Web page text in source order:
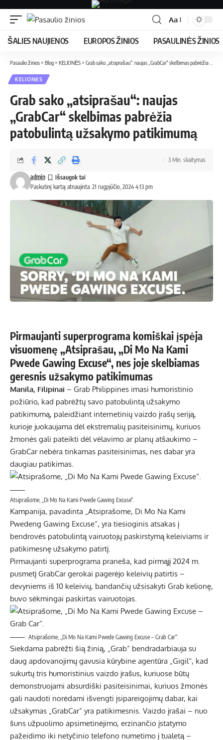
Aa
ŠALIES NAUJIENOS EUROPOS ŽINIOS PASAULINĖS ŽINIOS
Pasaulio žinios> Blog> KELIONĖS> Grab sako „atsiprašau“: naujas „GrabCar“ skelbimas pabrėžia patobulintą užsakymo patikimumą
KELIONĖS
Grab sako „atsiprašau“: naujas
„GrabCar“ skelbimas pabrėžia
patobulintą užsakymo patikimumą
Paskutinį kartą atnaujinta: 21 rugpjūčio, 2024 4:13 pm
admin
3 Min. skaitymas
Pirmaujanti superprograma komiškai įspėja
visuomenę „Atsiprašau, „Di Mo Na Kami
Pwede Gawing Excuse“, nes joje skelbiamas
geresnis užsakymo patikimumas
Manila, Filipinai – Grab Philippines imasi humoristinio
požiūrio, kad pabrėžtų savo patobulintą užsakymo
patikimumą, paleidžiant internetinių vaizdo įrašų seriją,
kurioje juokaujama dėl ekstremalių pasiteisinimų, kuriuos
žmonės gali pateikti dėl vėlavimo ar planų atšaukimo –
GrabCar nebėra tinkamas pasiteisinimas, nes dabar yra
daugiau patikimas.
Atsiprašome, „Di Mo Na Kami Pwede Gawing Excuse“.
Kampanija, pavadinta „Atsiprašome, Di Mo Na Kami
Pwedeng Gawing Excuse“, yra tiesioginis atsakas į
bendrovės patobulintą vairuotojų paskirstymą keleiviams ir
patikimesnę užsakymo patirtį.
Pirmaujanti superprograma praneša, kad pirmąjį 2024 m.
pusmetį GrabCar gerokai pagerėjo keleivių patirtis –
devyniems iš 10 keleivių, bandančių užsisakyti Grab kelionę,
buvo sėkmingai paskirtas vairuotojas.
Atsiprašome, „Di Mo Na Kami Pwede Gawing Excuse – Grab Car“.
Siekdama pabrėžti šią žinią, „Grab“ bendradarbiauja su
daug apdovanojimų gavusia kūrybine agentūra „Gigil“, kad
sukurtų tris humoristinius vaizdo įrašus, kuriuose būtų
demonstruojami absurdiški pasiteisinimai, kuriuos žmonės
gali naudoti norėdami išvengti įsipareigojimų dabar, kai
užsakymas „GrabCar“ yra patikimesnis. Vaizdo įrašai – nuo ​​
šuns užpuolimo apsimetinėjimo, erzinančio įstatymo
pažeidimo iki netyčinio telefono numetimo į tualetą –